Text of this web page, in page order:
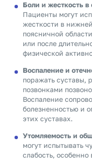
Боли и жесткость в
Пациенты могут
жесткости в
поясничной
или после
физической
Воспаление и
поражать суставы,
позвонками
Воспаление
болезненностью и
этих суставах.
Утомляемость и
могут испытывать
слабость,